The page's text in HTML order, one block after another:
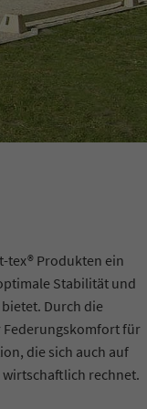
tex® Produkten ein
Stabilität und
Durch die
Federungskomfort für
die sich auch auf
wirtschaftlich rechnet.